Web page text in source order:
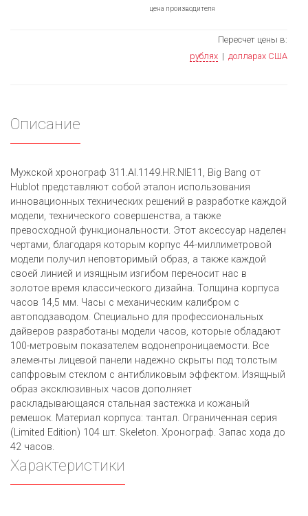
цена производителя
Пересчет цены в:
рублях | долларах США
Описание
Мужской хронограф 311.AI.1149.HR.NIE11, Big Bang от
Hublot представляют собой эталон использования
инновационных технических решений в разработке каждой
модели, технического совершенства, а также
превосходной функциональности. Этот аксессуар наделен
чертами, благодаря которым корпус 44-миллиметровой
модели получил неповторимый образ, а также каждой
своей линией и изящным изгибом переносит нас в
золотое время классического дизайна. Толщина корпуса
часов 14,5 мм. Часы с механическим калибром с
автоподзаводом. Специально для профессиональных
дайверов разработаны модели часов, которые обладают
100-метровым показателем водонепроницаемости. Все
элементы лицевой панели надежно скрыты под толстым
сапфровым стеклом с антибликовым эффектом. Изящный
образ эксклюзивных часов дополняет
раскладывающаяся стальная застежка и кожаный
ремешок. Материал корпуса: тантал. Ограниченная серия
(Limited Edition) 104 шт. Skeleton. Хронограф. Запас хода до
42 часов.
Характеристики